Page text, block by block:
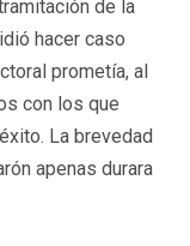
de la
hacer caso
prometía, al
con los que
La brevedad
apenas durara